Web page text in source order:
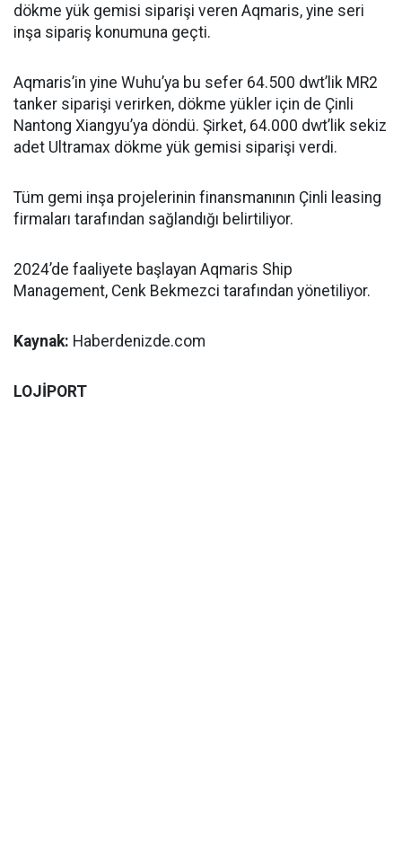
dökme yük gemisi siparişi veren Aqmaris, yine seri
inşa sipariş konumuna geçti.
Aqmaris’in yine Wuhu’ya bu sefer 64.500 dwt’lik MR2
tanker siparişi verirken, dökme yükler için de Çinli
Nantong Xiangyu’ya döndü. Şirket, 64.000 dwt’lik sekiz
adet Ultramax dökme yük gemisi siparişi verdi.
Tüm gemi inşa projelerinin finansmanının Çinli leasing
firmaları tarafından sağlandığı belirtiliyor.
2024’de faaliyete başlayan Aqmaris Ship
Management, Cenk Bekmezci tarafından yönetiliyor.
Kaynak: Haberdenizde.com
LOJİPORT